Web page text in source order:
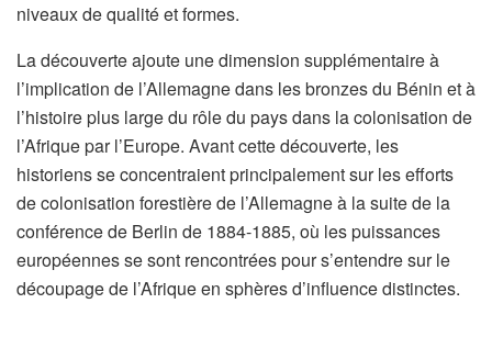
niveaux de qualité et formes.
La découverte ajoute une dimension supplémentaire à
l’implication de l’Allemagne dans les bronzes du Bénin et à
l’histoire plus large du rôle du pays dans la colonisation de
l’Afrique par l’Europe. Avant cette découverte, les
historiens se concentraient principalement sur les efforts
de colonisation forestière de l’Allemagne à la suite de la
conférence de Berlin de 1884-1885, où les puissances
européennes se sont rencontrées pour s’entendre sur le
découpage de l’Afrique en sphères d’influence distinctes.